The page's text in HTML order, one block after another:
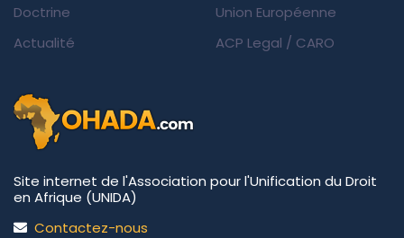
Doctrine
Actualité
Union Européenne
ACP Legal / CARO
Site internet de l'Association pour l'Unification du Droit
en Afrique (UNIDA)
Contactez-nous